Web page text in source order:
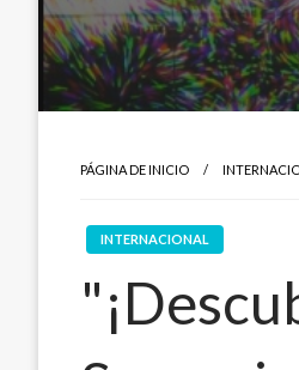
PÁGINA DE INICIO
INTERNACIONAL